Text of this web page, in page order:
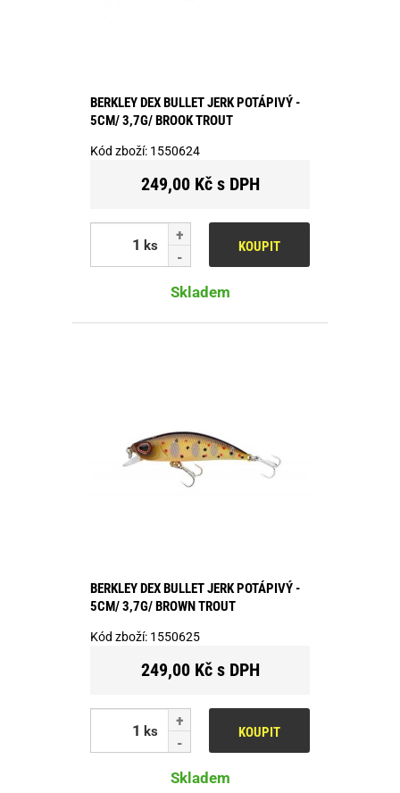
BERKLEY DEX BULLET JERK POTÁPIVÝ -
5CM/ 3,7G/ BROOK TROUT
Kód zboží: 1550624
249,00 Kč s DPH
ks KOUPIT
Skladem
BERKLEY DEX BULLET JERK POTÁPIVÝ -
5CM/ 3,7G/ BROWN TROUT
Kód zboží: 1550625
249,00 Kč s DPH
ks KOUPIT
Skladem